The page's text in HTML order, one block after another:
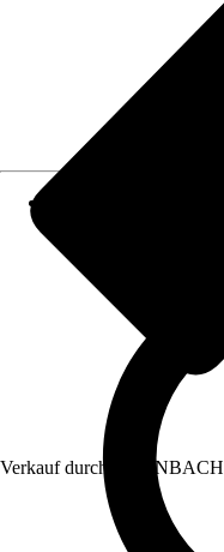
Verkauf durch: HORNBACH